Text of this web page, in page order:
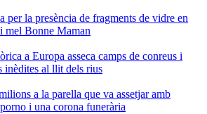
per la presència de fragments de vidre en
mel Bonne Maman
a Europa asseca camps de conreus i
inèdites al llit dels rius
a la parella que va assetjar amb
i una corona funerària